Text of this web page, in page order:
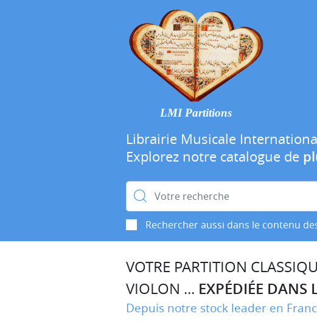
LMI Partitions
Librairie Musicale
Explorez notre catalogue de
Rechercher :
Rechercher aussi dans le contenu
VOTRE PARTITION
VIOLON ... EXPÉDIÉE DANS
Depuis notre stock leader en